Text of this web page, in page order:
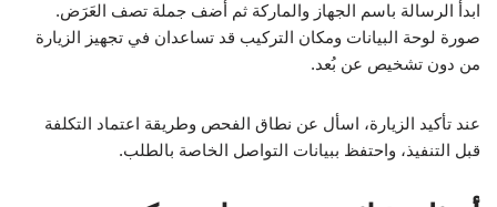
ابدأ الرسالة باسم الجهاز والماركة ثم أضف جملة تصف العَرَض.
صورة لوحة البيانات ومكان التركيب قد تساعدان في تجهيز الزيارة
من دون تشخيص عن بُعد.
عند تأكيد الزيارة، اسأل عن نطاق الفحص وطريقة اعتماد التكلفة
قبل التنفيذ، واحتفظ ببيانات التواصل الخاصة بالطلب.